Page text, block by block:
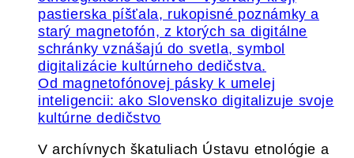
Od magnetofónovej pásky k umelej
inteligencii: ako Slovensko digitalizuje svoje
kultúrne dedičstvo
V archívnych škatuliach Ústavu etnológie a